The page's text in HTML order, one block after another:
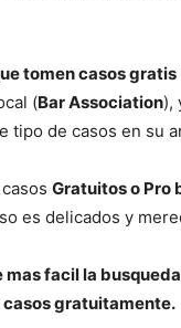
tomen casos gratis
(Bar Association),
tipo de casos en su
Gratuitos o Pro
es delicados y
facil la
gratuitamente.